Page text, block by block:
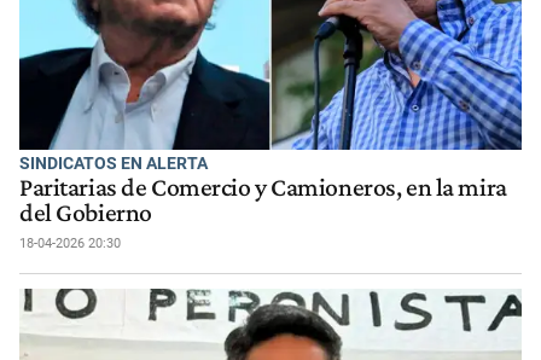
SINDICATOS EN ALERTA
Paritarias de Comercio y Camioneros, en la mira
del Gobierno
18-04-2026 20:30